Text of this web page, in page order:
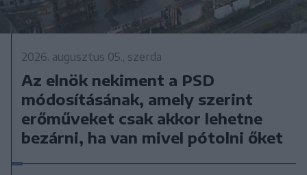
2026. augusztus 05., szerda
Az elnök nekiment a PSD
módosításának, amely szerint
erőműveket csak akkor lehetne
bezárni, ha van mivel pótolni őket